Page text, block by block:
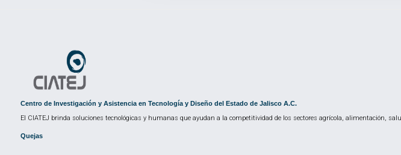
Centro de Investigación y Asistencia en Tecnología y Diseño del Estado de Jalisco A.C.
El CIATEJ brinda soluciones tecnológicas y humanas que ayudan a la competitividad de los sectores agrícola, alimentación,
Quejas